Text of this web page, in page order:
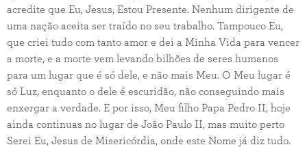
acredite que Eu, Jesus, Estou Presente. Nenhum dirigente de
uma nação aceita ser traído no seu trabalho. Tampouco Eu,
que criei tudo com tanto amor e dei a Minha Vida para vencer
a morte, e a morte vem levando bilhões de seres humanos
para um lugar que é só dele, e não mais Meu. O Meu lugar é
só Luz, enquanto o dele é escuridão, não conseguindo mais
enxergar a verdade. E por isso, Meu filho Papa Pedro II, hoje
ainda continuas no lugar de João Paulo II, mas muito perto
Serei Eu, Jesus de Misericórdia, onde este Nome já diz tudo.